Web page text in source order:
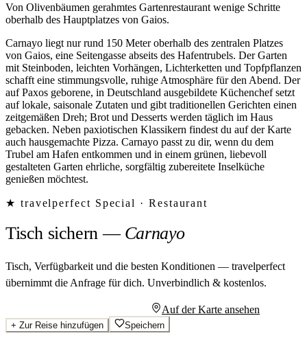
Von Olivenbäumen gerahmtes Gartenrestaurant wenige Schritte
oberhalb des Hauptplatzes von Gaios.
Carnayo liegt nur rund 150 Meter oberhalb des zentralen Platzes
von Gaios, eine Seitengasse abseits des Hafentrubels. Der Garten
mit Steinboden, leichten Vorhängen, Lichterketten und Topfpflanzen
schafft eine stimmungsvolle, ruhige Atmosphäre für den Abend. Der
auf Paxos geborene, in Deutschland ausgebildete Küchenchef setzt
auf lokale, saisonale Zutaten und gibt traditionellen Gerichten einen
zeitgemäßen Dreh; Brot und Desserts werden täglich im Haus
gebacken. Neben paxiotischen Klassikern findest du auf der Karte
auch hausgemachte Pizza. Carnayo passt zu dir, wenn du dem
Trubel am Hafen entkommen und in einem grünen, liebevoll
gestalteten Garten ehrliche, sorgfältig zubereitete Inselküche
genießen möchtest.
★ travelperfect Special · Restaurant
Tisch sichern— Carnayo
Tisch, Verfügbarkeit und die besten Konditionen — travelperfect
übernimmt die Anfrage für dich. Unverbindlich & kostenlos.
Auf der Karte ansehen
+ Zur Reise hinzufügen Speichern